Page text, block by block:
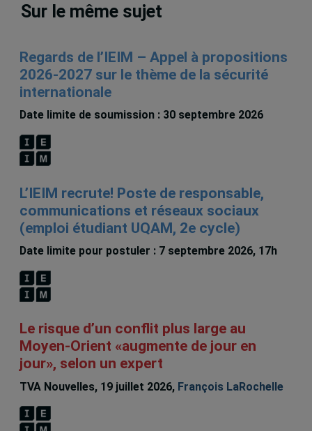
Sur le même sujet
Regards de l’IEIM – Appel à propositions
2026-2027 sur le thème de la sécurité
internationale
Date limite de soumission : 30 septembre 2026
L’IEIM recrute! Poste de responsable,
communications et réseaux sociaux
(emploi étudiant UQAM, 2e cycle)
Date limite pour postuler : 7 septembre 2026, 17h
Le risque d’un conflit plus large au
Moyen-Orient «augmente de jour en
jour», selon un expert
TVA Nouvelles, 19 juillet 2026, François LaRochelle